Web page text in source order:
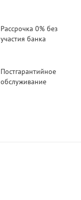
Рассрочка 0% без
участия банка
Постгарантийное
обслуживание